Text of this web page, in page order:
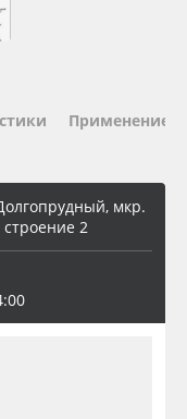
Применение
мкр.
строение 2